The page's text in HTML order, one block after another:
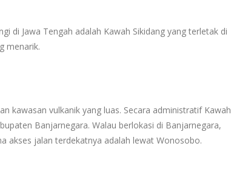
di Jawa Tengah adalah Kawah Sikidang yang terletak di
menarik.
kawasan vulkanik yang luas. Secara administratif Kawah
Banjarnegara. Walau berlokasi di Banjarnegara,
akses jalan terdekatnya adalah lewat Wonosobo.